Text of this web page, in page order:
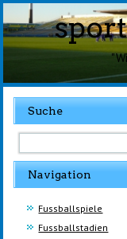
Suche
Navigation
Fussballspiele
Fussballstadien